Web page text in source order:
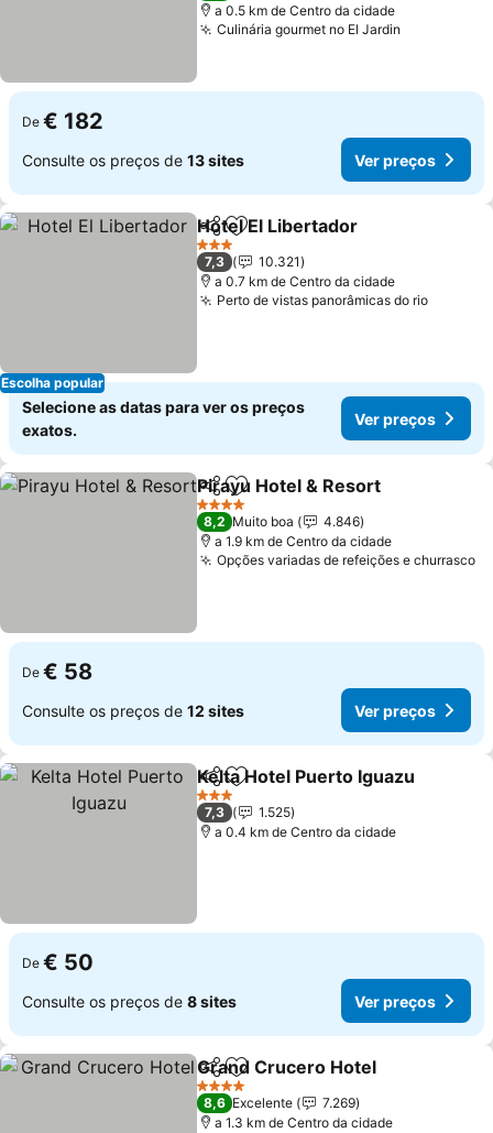
a 0.5 km de Centro da cidade
Culinária gourmet no El Jardin
De € 182
Consulte os preços de 13 sites Ver preços
Escolha popular
PartilharAdicionar aos favoritos
Hotel El Libertador
3 Estrelas
7,3
10.321
a 0.7 km de Centro da cidade
Perto de vistas panorâmicas do rioVer
Selecione as datas para ver os preços
exatos.
Ver preços
PartilharAdicionar aos favoritos
Pirayu Hotel & Resort
4 Estrelas
8,2 Muito boa
4.846
a 1.9 km de Centro da cidade
Opções variadas de refeições e churrasco
De € 58
Consulte os preços de 12 sites Ver preços
PartilharAdicionar aos favoritos
Kelta Hotel Puerto Iguazu
3 Estrelas
7,3
1.525
a 0.4 km de Centro da cidade
De € 50
Consulte os preços de 8 sites Ver preços
PartilharAdicionar aos favoritos
Grand Crucero Hotel
4 Estrelas
8,6 Excelente
7.269
a 1.3 km de Centro da cidade